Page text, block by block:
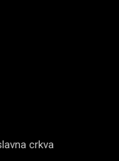
crkva